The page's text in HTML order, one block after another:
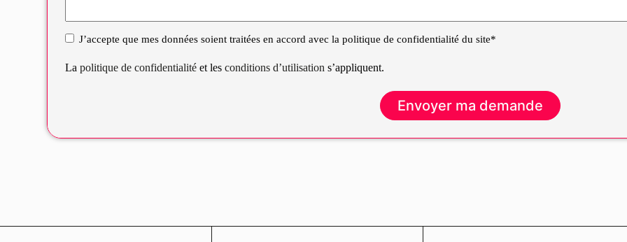
RGPDJ’accepte que mes données soient traitées en accord avec la politique de confidentialité du site*
Lapolitique de confidentialité et lesconditions d’utilisations’appliquent.